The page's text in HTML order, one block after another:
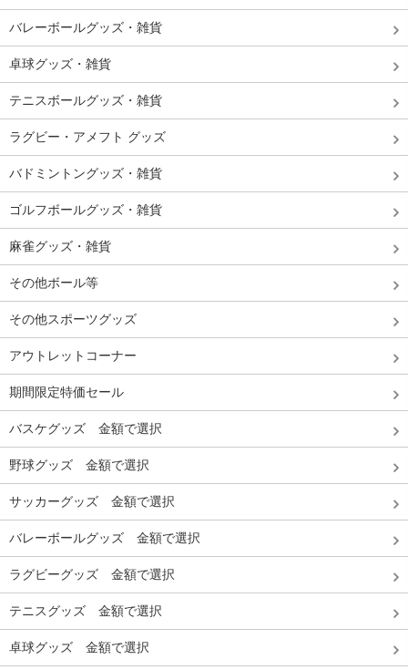
バレーボールグッズ・雑貨
卓球グッズ・雑貨
テニスボールグッズ・雑貨
ラグビー・アメフト グッズ
バドミントングッズ・雑貨
ゴルフボールグッズ・雑貨
麻雀グッズ・雑貨
その他ボール等
その他スポーツグッズ
アウトレットコーナー
期間限定特価セール
バスケグッズ 金額で選択
野球グッズ 金額で選択
サッカーグッズ 金額で選択
バレーボールグッズ 金額で選択
ラグビーグッズ 金額で選択
テニスグッズ 金額で選択
卓球グッズ 金額で選択